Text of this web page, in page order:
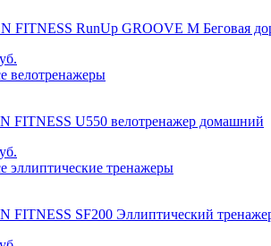
FITNESS RunUp GROOVE M Бе­го­вая
велотренажеры
FITNESS U550 велотренажер домашний
эллиптические тренажеры
FITNESS SF200 Эллиптический